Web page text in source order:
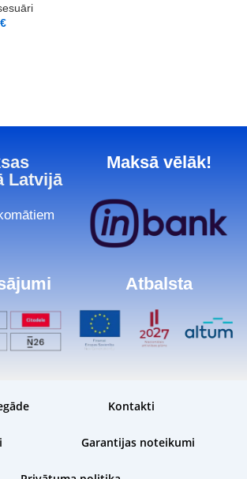
€
Latvijā
Maksā vēlāk!
Atbalsta
Kontakti
Garantijas noteikumi